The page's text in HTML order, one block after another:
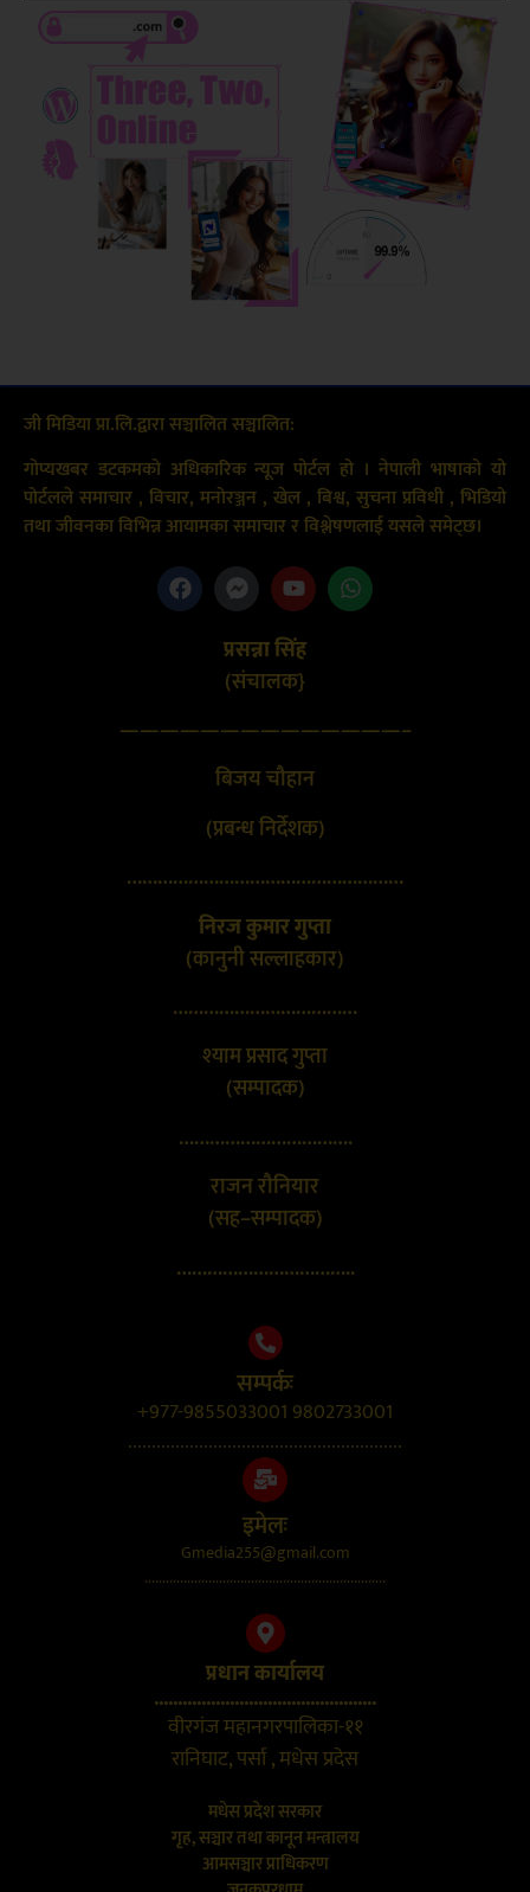
जी मिडिया प्रा.लि.द्वारा सञ्चालित सञ्चालित:
गोप्यखबर डटकमको अधिकारिक न्यूज पोर्टल हो । नेपाली भाषाको यो
पोर्टलले समाचार , विचार, मनोरञ्जन , खेल , बिश्व, सुचना प्रविधी , भिडियो
तथा जीवनका विभिन्न आयामका समाचार र विश्लेषणलाई यसले समेट्छ।
प्रसन्ना सिंह
(संचालक}
——————————————–
बिजय चौहान
(प्रबन्ध निर्देशक)
………………………………………………
निरज कुमार गुप्ता
(कानुनी सल्लाहकार)
………………………………
श्याम प्रसाद गुप्ता
(सम्पादक)
…………………………….
राजन रौनियार
(सह–सम्पादक)
……………………………..
सम्पर्कः
+977-9855033001 9802733001
..........................................................
इमेलः
Gmedia255@gmail.com
....................................................................
प्रधान कार्यालय
...............................................
वीरगंज महानगरपालिका-११
रानिघाट, पर्सा , मधेस प्रदेस
मधेस प्रदेश सरकार
गृह, सञ्चार तथा कानून मन्त्रालय
आमसञ्चार प्राधिकरण